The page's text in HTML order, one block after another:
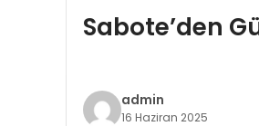
Sabote’den
admin
16 Haziran 2025